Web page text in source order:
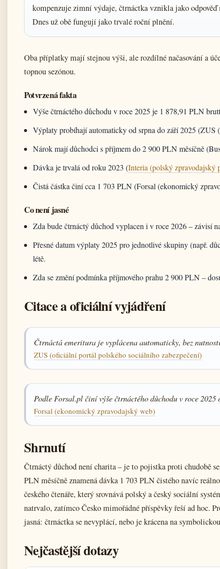
kompenzuje zimní výdaje, čtrnáctka vznikla jako
Dnes už obě fungují jako trvalé roční plnění.
Oba příplatky mají stejnou výši, ale rozdílné načasování a
topnou sezónou.
Potvrzená fakta
Výše čtrnáctého důchodu v roce 2025 je 1 878,91 PLN
Výplaty probíhají automaticky od srpna do září 2025 (ZUS
Nárok mají důchodci s příjmem do 2 900 PLN měsíčně
Dávka je trvalá od roku 2023 (Interia (polský zpravodajský
Čistá částka činí cca 1 703 PLN (Forsal (ekonomický
Co není jasné
Zda bude čtrnáctý důchod vyplacen i v roce 2026 – závisí
Přesné datum výplaty 2025 pro jednotlivé skupiny (např.
létě.
Zda se změní podmínka příjmového prahu 2 900 PLN –
Citace a oficiální vyjádření
Čtrnáctá emeritura je vyplácena automaticky, bez
ZUS (oficiální portál polského sociálního zabezpečení)
Podle Forsal.pl činí výše čtrnáctého důchodu v roce 2025
Forsal (ekonomický zpravodajský web)
Shrnutí
Čtrnáctý důchod není charita – je to pojistka proti chudobě
PLN měsíčně znamená dávka 1 703 PLN čistého navíc
českého čtenáře, který srovnává polský a český sociální
natrvalo, zatímco Česko mimořádné příspěvky řeší ad hoc.
jasná: čtrnáctka se nevyplácí, nebo je krácena na
Nejčastější dotazy